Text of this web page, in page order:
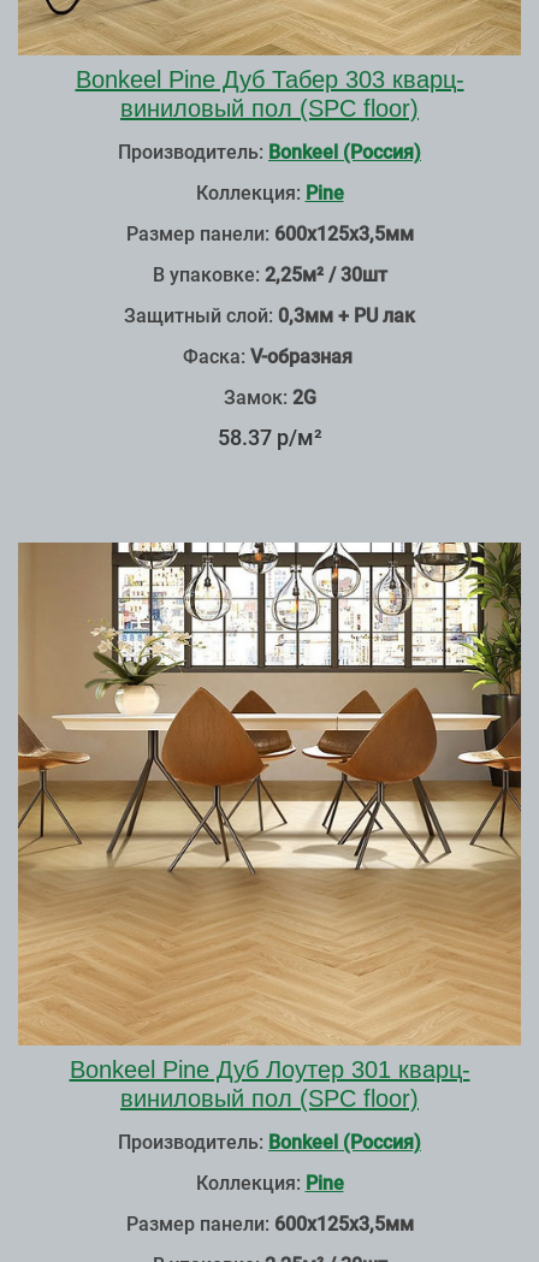
Bonkeel Pine Дуб Табер 303 кварц-
виниловый пол (SPC floor)
Производитель: Bonkeel (Россия)
Коллекция: Pine
Размер панели: 600х125х3,5мм
В упаковке: 2,25м² / 30шт
Защитный слой: 0,3мм + PU лак
Фаска: V-образная
Замок: 2G
58.37 р/м²
Bonkeel Pine Дуб Лоутер 301 кварц-
виниловый пол (SPC floor)
Производитель: Bonkeel (Россия)
Коллекция: Pine
Размер панели: 600х125х3,5мм